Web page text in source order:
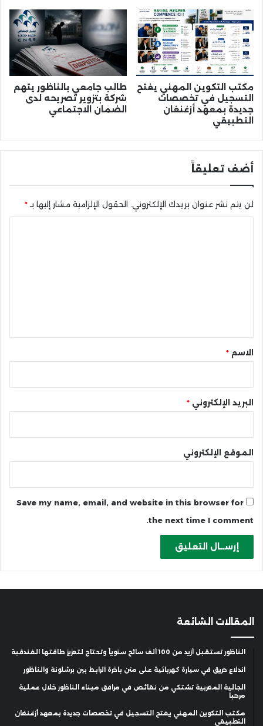
مكتب التكوين المهني يفتح
التسجيل في تخصصات
جديدة بمعهد أزغنغان
التطبيقي
طالب جامعي بالناظور يتهم
شركة بتزوير تصريحه لدى
الضمان الاجتماعي
أضف تعليقاً
لن يتم نشر عنوان بريدك الإلكتروني. الحقول الإلزامية مشار إليها بـ *
* الاسم *
البريد الإلكتروني *
الموقع الإلكتروني
Save my name, email, and website in this browser for
the next time I comment.
المقالات الشائعة
الناظور تستقبل أزيد من 100 ألف سائح سنوياً وتحتاج لتعزيز طاقتها الفندقية
اندلاع حريق في سيارة كهربائية على متن باخرة الرابط بين برشلونة والناظور
الجالية المغربية تشتكي من نقائص في مرافق ميناء الناظور خلال عملية
مرحبا
مكتب التكوين المهني يفتح التسجيل في تخصصات جديدة بمعهد أزغنغان
التطبيقي